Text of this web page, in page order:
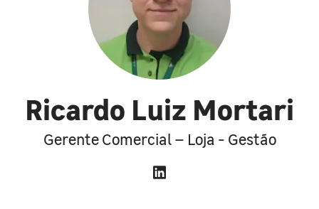
Ricardo Luiz Mortari
Gerente Comercial – Loja - Gestão